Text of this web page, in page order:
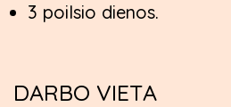
3 poilsio dienos.
DARBO VIETA